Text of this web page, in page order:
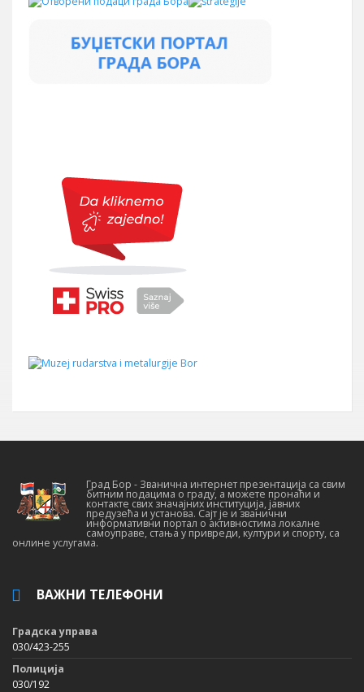
Град Бор - Званична интернет презентација са свим
битним подацима о граду, а можете пронаћи и
контакте свих значајних институција, јавних
предузећа и установа. Сајт је и званични
информативни портал о активностима локалне
самоуправе, стања у привреди, култури и спорту, са
онлине услугама.
ВАЖНИ ТЕЛЕФОНИ
Градска управа
030/423-255
Полиција
030/192